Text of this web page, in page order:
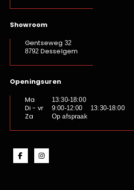
Showroom
Gentseweg 32
8792 Desselgem
Openingsuren
Ma
13:30-18:00
Di - vr 9:00-12:00 13:30-18:00
Za Op afspraak